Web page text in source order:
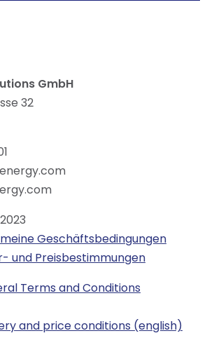
GmbH
32
Geschäftsbedingungen
und Preisbestimmungen
Terms and Conditions
and price conditions (english)